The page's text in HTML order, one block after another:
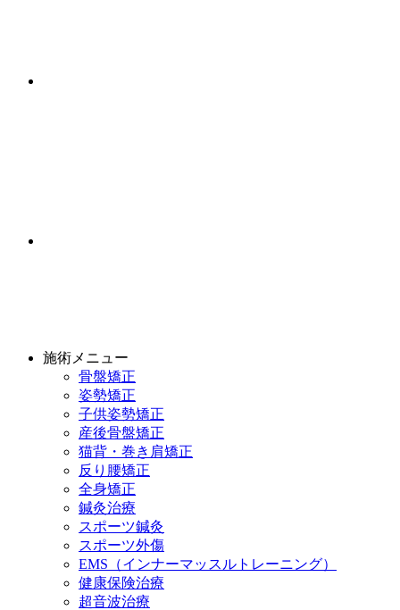
施術メニュー
骨盤矯正
姿勢矯正
子供姿勢矯正
産後骨盤矯正
猫背・巻き肩矯正
反り腰矯正
全身矯正
鍼灸治療
スポーツ鍼灸
スポーツ外傷
EMS（インナーマッスルトレーニング）
健康保険治療
超音波治療